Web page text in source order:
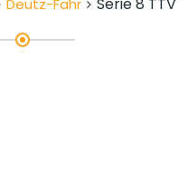
Deutz-Fahr